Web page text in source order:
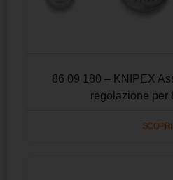
86 09 180 – KNIPEX
regolazione per
SCOPRI